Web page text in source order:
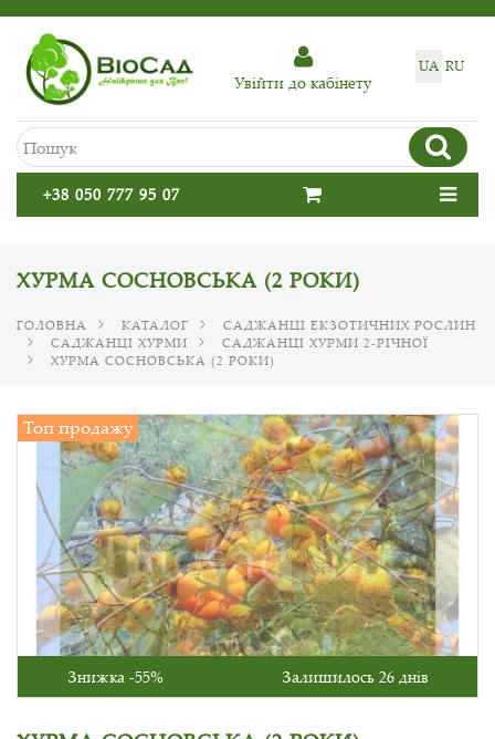
UA RU
Увiйти до кабiнету
+38 050 777 95 07
ХУРМА СОСНОВСЬКА (2 РОКИ)
ГОЛОВНА КАТАЛОГ
САДЖАНЦІ ЕКЗОТИЧНИХ РОСЛИН
САДЖАНЦІ ХУРМИ
САДЖАНЦІ ХУРМИ 2-РІЧНОЇ
ХУРМА СОСНОВСЬКА (2 РОКИ)
Топ продажу
Знижка -55% Залишилось 26 днів